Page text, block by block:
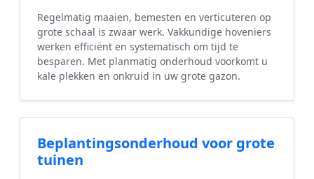
Regelmatig maaien, bemesten en verticuteren op
grote schaal is zwaar werk. Vakkundige hoveniers
werken efficiënt en systematisch om tijd te
besparen. Met planmatig onderhoud voorkomt u
kale plekken en onkruid in uw grote gazon.
Beplantingsonderhoud voor grote
tuinen